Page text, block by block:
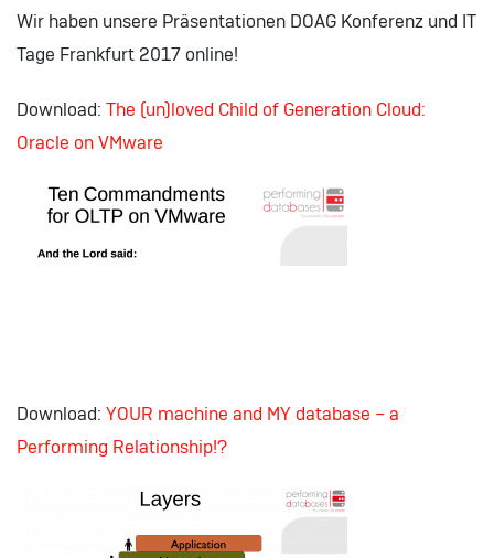
Wir haben unsere Präsentationen DOAG Konferenz und IT
Tage Frankfurt 2017 online!
Download: The (un)loved Child of Generation Cloud:
Oracle on VMware
Download: YOUR machine and MY database – a
Performing Relationship!?